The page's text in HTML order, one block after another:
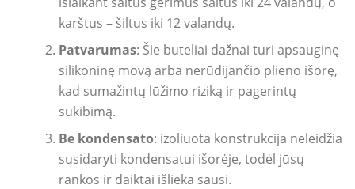
karštus – šiltus iki 12 valandų.
Patvarumas: Šie buteliai dažnai turi apsauginę
silikoninę movą arba nerūdijančio plieno išorę,
kad sumažintų lūžimo riziką ir pagerintų
sukibimą.
Be kondensato: izoliuota konstrukcija neleidžia
susidaryti kondensatui išorėje, todėl jūsų
rankos ir daiktai išlieka sausi.